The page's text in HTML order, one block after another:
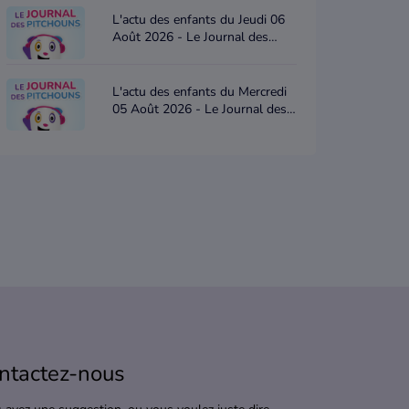
L'actu des enfants du Jeudi 06
Août 2026 - Le Journal des
L'actu des enfants du Mercredi
05 Août 2026 - Le Journal des
nous